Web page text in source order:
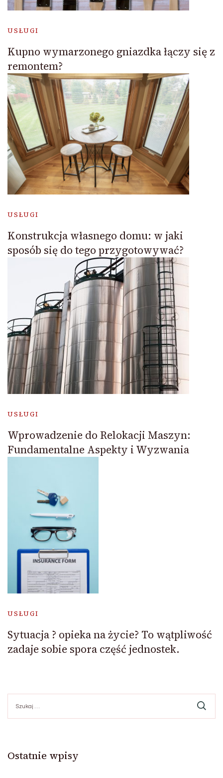
USŁUGI
Kupno wymarzonego gniazdka łączy się z
remontem?
USŁUGI
Konstrukcja własnego domu: w jaki
sposób się do tego przygotowywać?
USŁUGI
Wprowadzenie do Relokacji Maszyn:
Fundamentalne Aspekty i Wyzwania
USŁUGI
Sytuacja ? opieka na życie? To wątpliwość
zadaje sobie spora część jednostek.
Ostatnie wpisy